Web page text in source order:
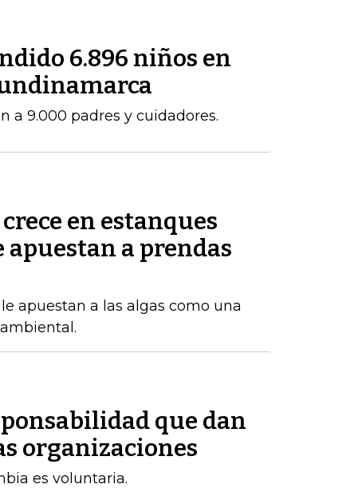
6.896 niños en
a 9.000 padres y cuidadores.
en estanques
a prendas
apuestan a las algas como una
que dan
organizaciones
es voluntaria.